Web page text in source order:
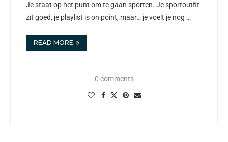
Je staat op het punt om te gaan sporten. Je sportoutfit
zit goed, je playlist is on point, maar… je voelt je nog …
READ MORE
0 comments